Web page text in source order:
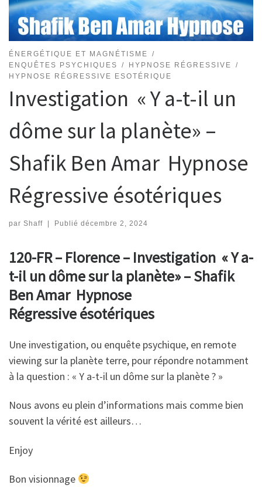
ÉNERGÉTIQUE ET MAGNÉTISME
ENQUÊTES PSYCHIQUES
HYPNOSE RÉGRESSIVE
HYPNOSE RÉGRESSIVE ESOTÉRIQUE
Investigation « Y a-t-il un
dôme sur la planète» –
Shafik Ben Amar Hypnose
Régressive ésotériques
par Shaff | Publié décembre 2, 2024
120-FR – Florence – Investigation « Y a-
t-il un dôme sur la planète» – Shafik
Ben Amar Hypnose
Régressive ésotériques
Une investigation, ou enquête psychique, en remote
viewing sur la planète terre, pour répondre notamment
à la question : « Y a-t-il un dôme sur la planète ? »
Nous avons eu plein d’informations mais comme bien
souvent la vérité est ailleurs…
Enjoy
Bon visionnage